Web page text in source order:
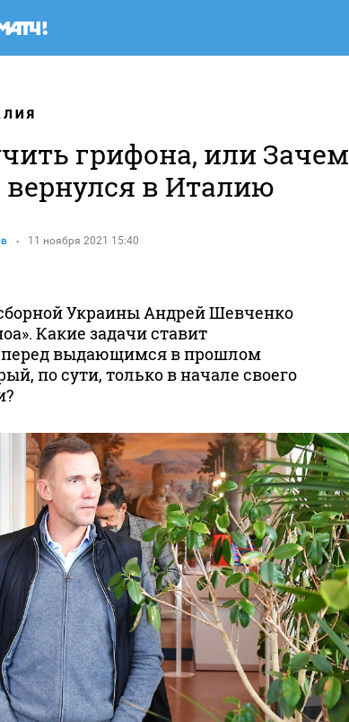
грифона, или Зачем
в Италию
11 ноября 2021 15:40
Украины Андрей Шевченко
Какие задачи ставит
перед выдающимся в прошлом
по сути, только в начале своего